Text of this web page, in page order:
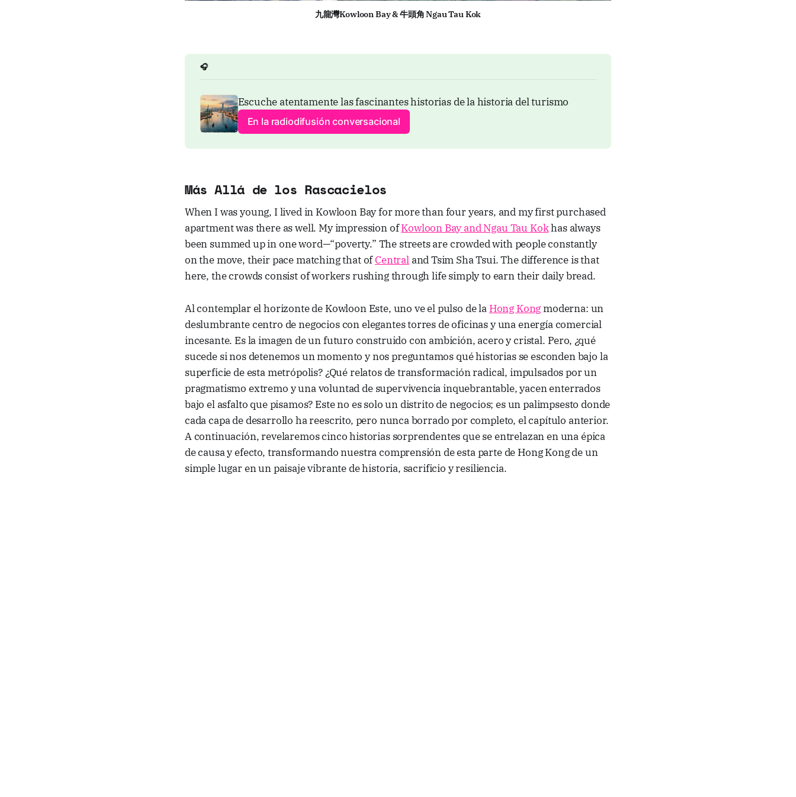
九龍灣Kowloon Bay & 牛頭角 Ngau Tau Kok
🎧
Escuche atentamente las fascinantes historias de la historia del turismo
En la radiodifusión conversacional
Más Allá de los Rascacielos
When I was young, I lived in Kowloon Bay for more than four years, and my first purchased
apartment was there as well. My impression ofKowloon Bay and Ngau Tau Kokhas always
been summed up in one word—“poverty.” The streets are crowded with people constantly
on the move, their pace matching that ofCentraland Tsim Sha Tsui. The difference is that
here, the crowds consist of workers rushing through life simply to earn their daily bread.
Al contemplar el horizonte de Kowloon Este, uno ve el pulso de la Hong Kongmoderna: un
deslumbrante centro de negocios con elegantes torres de oficinas y una energía comercial
incesante. Es la imagen de un futuro construido con ambición, acero y cristal. Pero, ¿qué
sucede si nos detenemos un momento y nos preguntamos qué historias se esconden bajo la
superficie de esta metrópolis? ¿Qué relatos de transformación radical, impulsados por un
pragmatismo extremo y una voluntad de supervivencia inquebrantable, yacen enterrados
bajo el asfalto que pisamos? Este no es solo un distrito de negocios; es un palimpsesto donde
cada capa de desarrollo ha reescrito, pero nunca borrado por completo, el capítulo anterior.
A continuación, revelaremos cinco historias sorprendentes que se entrelazan en una épica
de causa y efecto, transformando nuestra comprensión de esta parte de Hong Kong de un
simple lugar en un paisaje vibrante de historia, sacrificio y resiliencia.